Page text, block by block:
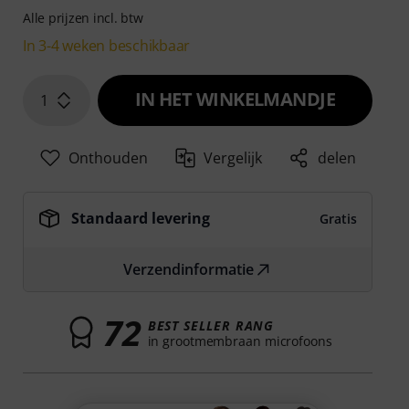
Alle prijzen incl. btw
In 3-4 weken beschikbaar
1 IN HET WINKELMANDJE
Onthouden Vergelijk delen
Standaard levering Gratis
Verzendinformatie
72 BEST SELLER RANG
in grootmembraan microfoons